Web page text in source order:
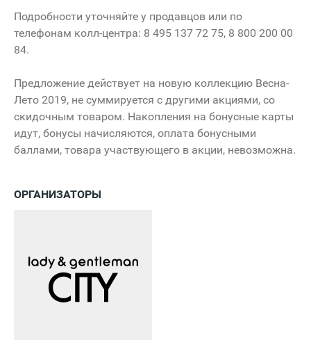
Подробности уточняйте у продавцов или по
телефонам колл-центра: 8 495 137 72 75, 8 800 200 00
84.
Предложение действует на новую коллекцию Весна-
Лето 2019, не суммируется с другими акциями, со
скидочным товаром. Накопления на бонусные карты
идут, бонусы начисляются, оплата бонусными
баллами, товара участвующего в акции, невозможна.
ОРГАНИЗАТОРЫ